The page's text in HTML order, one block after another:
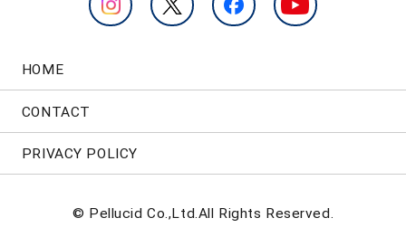
HOME
CONTACT
PRIVACY POLICY
© Pellucid Co.,Ltd.All Rights Reserved.